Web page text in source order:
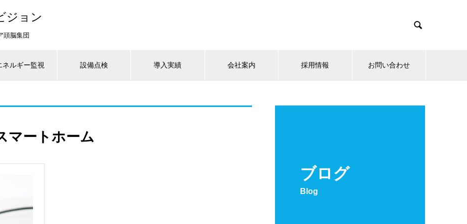
ジョン
頭脳集団

ネルギー監視 設備点検 導入実績 会社案内 採用情報 お問い合わせ
ブログ
Blog
マートホーム